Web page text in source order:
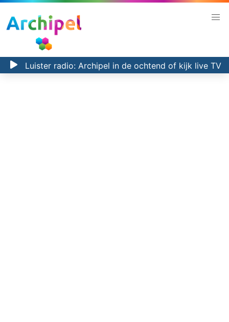
Luister radio: Archipel in de ochtend of kijk live TV